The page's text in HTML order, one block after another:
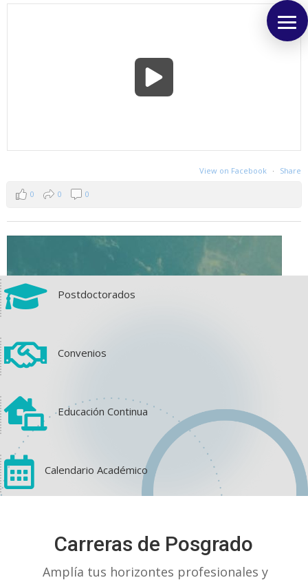
View on Facebook · Share
0 0 0
1 0
 Postdoctorados
 Convenios
 Educación Continua
 Calendario Académico
Carreras de Posgrado
Amplía tus horizontes profesionales y